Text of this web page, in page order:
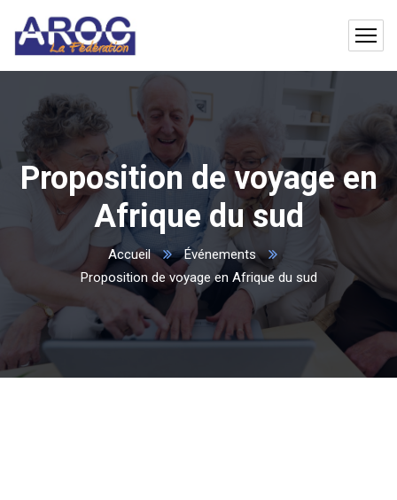
Proposition de voyage en
Afrique du sud
Accueil
Événements
Proposition de voyage en Afrique du sud